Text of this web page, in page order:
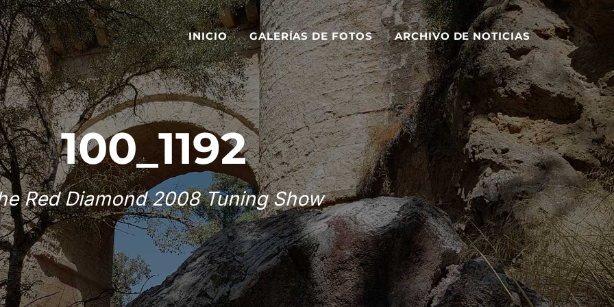
INICIO GALERÍAS DE FOTOS ARCHIVO DE NOTICIAS
100_1192
Red Diamond 2008 Tuning Show